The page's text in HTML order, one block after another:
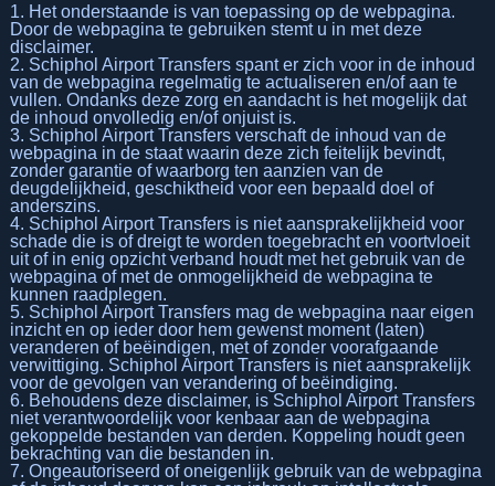
1. Het onderstaande is van toepassing op de webpagina.
Door de webpagina te gebruiken stemt u in met deze
disclaimer.
2. Schiphol Airport Transfers spant er zich voor in de inhoud
van de webpagina regelmatig te actualiseren en/of aan te
vullen. Ondanks deze zorg en aandacht is het mogelijk dat
de inhoud onvolledig en/of onjuist is.
3. Schiphol Airport Transfers verschaft de inhoud van de
webpagina in de staat waarin deze zich feitelijk bevindt,
zonder garantie of waarborg ten aanzien van de
deugdelijkheid, geschiktheid voor een bepaald doel of
anderszins.
4. Schiphol Airport Transfers is niet aansprakelijkheid voor
schade die is of dreigt te worden toegebracht en voortvloeit
uit of in enig opzicht verband houdt met het gebruik van de
webpagina of met de onmogelijkheid de webpagina te
kunnen raadplegen.
5. Schiphol Airport Transfers mag de webpagina naar eigen
inzicht en op ieder door hem gewenst moment (laten)
veranderen of beëindigen, met of zonder voorafgaande
verwittiging. Schiphol Airport Transfers is niet aansprakelijk
voor de gevolgen van verandering of beëindiging.
6. Behoudens deze disclaimer, is Schiphol Airport Transfers
niet verantwoordelijk voor kenbaar aan de webpagina
gekoppelde bestanden van derden. Koppeling houdt geen
bekrachting van die bestanden in.
7. Ongeautoriseerd of oneigenlijk gebruik van de webpagina